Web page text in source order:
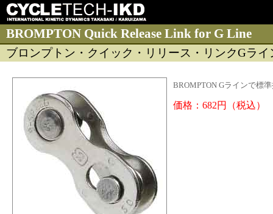
BROMPTON Quick Release Link for G Line
ブロンプトン・クイック・リリース・リンクGライ
BROMPTON Gラインで標
価格：682円（税込）